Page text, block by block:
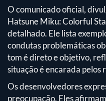
O comunicado oficial,
Hatsune Miku: Colorful
detalhado. Ele lista
condutas problemáticas
tom é direto e objetivo,
situação é encarada pelos
Os desenvolvedores
preocupação. Eles